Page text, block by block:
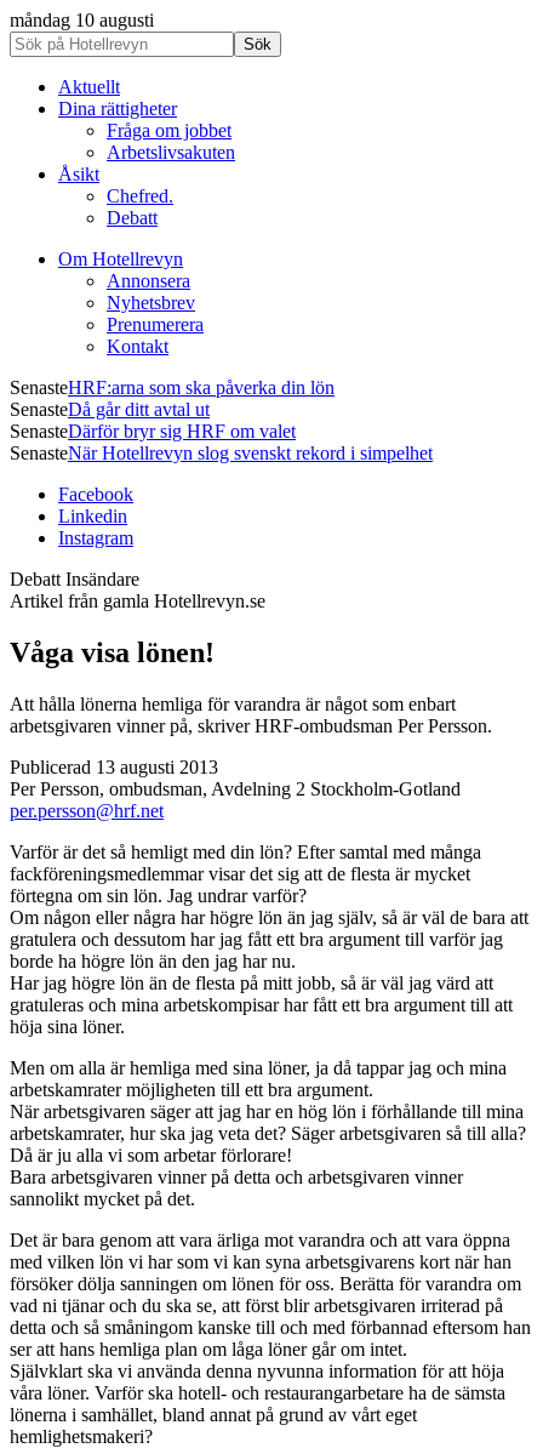
måndag 10 augusti
Aktuellt
Dina rättigheter
Fråga om jobbet
Arbetslivsakuten
Åsikt
Chefred.
Debatt
Om Hotellrevyn
Annonsera
Nyhetsbrev
Prenumerera
Kontakt
SenasteHRF:arna som ska påverka din lön
SenasteDå går ditt avtal ut
SenasteDärför bryr sig HRF om valet
SenasteNär Hotellrevyn slog svenskt rekord i simpelhet
Facebook
Linkedin
Instagram
Debatt Insändare
Artikel från gamla Hotellrevyn.se
Våga visa lönen!
Att hålla lönerna hemliga för varandra är något som enbart
arbetsgivaren vinner på, skriver HRF-ombudsman Per Persson.
Publicerad 13 augusti 2013
Per Persson, ombudsman, Avdelning 2 Stockholm-Gotland
per.persson@hrf.net
Varför är det så hemligt med din lön? Efter samtal med många
fackföreningsmedlemmar visar det sig att de flesta är mycket
förtegna om sin lön. Jag undrar varför?
Om någon eller några har högre lön än jag själv, så är väl de bara att
gratulera och dessutom har jag fått ett bra argument till varför jag
borde ha högre lön än den jag har nu.
Har jag högre lön än de flesta på mitt jobb, så är väl jag värd att
gratuleras och mina arbetskompisar har fått ett bra argument till att
höja sina löner.
Men om alla är hemliga med sina löner, ja då tappar jag och mina
arbetskamrater möjligheten till ett bra argument.
När arbetsgivaren säger att jag har en hög lön i förhållande till mina
arbetskamrater, hur ska jag veta det? Säger arbetsgivaren så till alla?
Då är ju alla vi som arbetar förlorare!
Bara arbetsgivaren vinner på detta och arbetsgivaren vinner
sannolikt mycket på det.
Det är bara genom att vara ärliga mot varandra och att vara öppna
med vilken lön vi har som vi kan syna arbetsgivarens kort när han
försöker dölja sanningen om lönen för oss. Berätta för varandra om
vad ni tjänar och du ska se, att först blir arbetsgivaren irriterad på
detta och så småningom kanske till och med förbannad eftersom han
ser att hans hemliga plan om låga löner går om intet.
Självklart ska vi använda denna nyvunna information för att höja
våra löner. Varför ska hotell- och restaurang­arbetare ha de sämsta
lönerna i samhället, bland annat på grund av vårt eget
hemlighetsmakeri?